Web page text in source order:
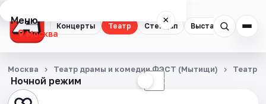
Концерты Театр Стендап Выставки
Меню ×
Москва
Концерты
Театр
Ночной режим ☾
Москва Театр драмы и комедии ФЭСТ (Мытищи) Театр